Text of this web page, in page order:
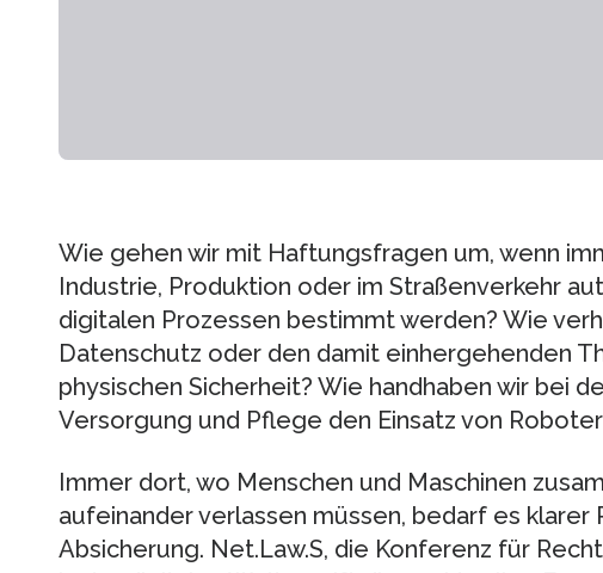
Wie gehen wir mit Haftungsfragen um, wenn
Industrie, Produktion oder im Straßenverkehr
digitalen Prozessen bestimmt werden? Wie
Datenschutz oder den damit einhergehenden
physischen Sicherheit? Wie handhaben wir bei
Versorgung und Pflege den Einsatz von
Immer dort, wo Menschen und Maschinen
aufeinander verlassen müssen, bedarf es klarer
Absicherung. Net.Law.S, die Konferenz für